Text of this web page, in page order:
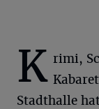
K rimi,
Stadthalle